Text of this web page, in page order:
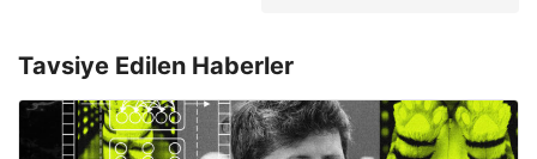
Tavsiye Edilen Haberler